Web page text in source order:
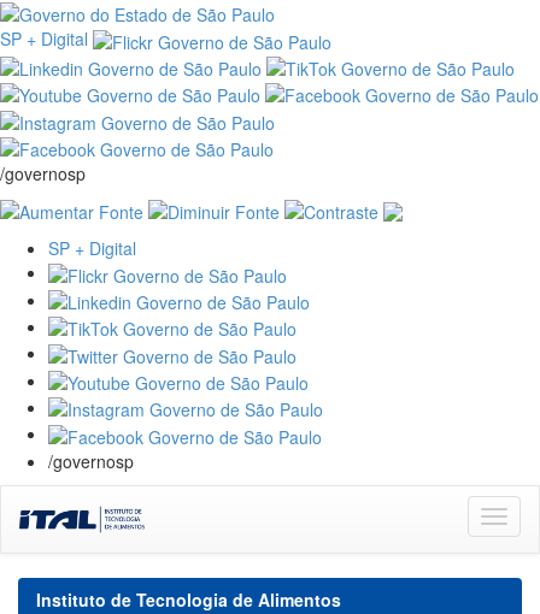
SP + Digital
/governosp
SP + Digital
/governosp
navigation
Instituto de Tecnologia de Alimentos